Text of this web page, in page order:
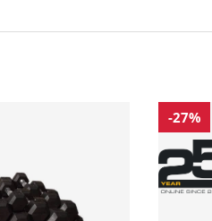
för olyckor och gör
-27%